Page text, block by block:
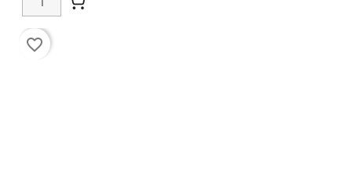
favorite_border